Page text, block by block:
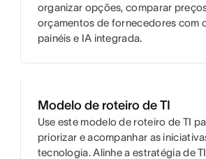
organizar opções, comparar
orçamentos de fornecedores com
painéis e IA integrada.
Modelo de roteiro de TI
Use este modelo de roteiro de TI
priorizar e acompanhar as
tecnologia. Alinhe a estratégia de